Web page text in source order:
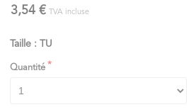
3,54 € TVA incluse
Taille : TU
Quantité